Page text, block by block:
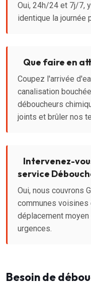
Oui, 24h/24 et 7j/7,
identique la journée
Que faire en
Coupez l'arrivée
canalisation
déboucheurs
joints et brûler nos
Intervenez-
service
Oui, nous couvrons
communes voisines
déplacement
urgences.
Besoin de